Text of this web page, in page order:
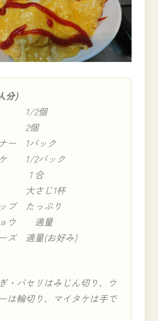
分)
1/2個
個
ー 1パック
ケ 1/2パック
１合
大さじ1杯
プ たっぷり
ョウ 適量
ズ 適量(お好み)
・パセリはみじん切り、ウ
は輪切り、マイタケは手で